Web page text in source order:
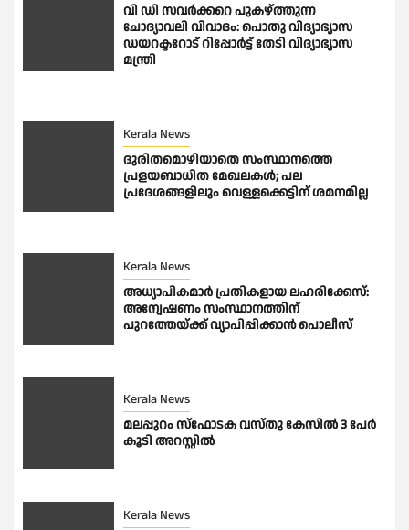
വി ഡി സവർക്കറെ പുകഴ്ത്തുന്ന
ചോദ്യാവലി വിവാദം: പൊതു വിദ്യാഭ്യാസ
ഡയറക്ടറോട് റിപ്പോർട്ട് തേടി വിദ്യാഭ്യാസ
മന്ത്രി
Kerala News
ദുരിതമൊഴിയാതെ സംസ്ഥാനത്തെ
പ്രളയബാധിത മേഖലകൾ; പല
പ്രദേശങ്ങളിലും വെള്ളക്കെട്ടിന് ശമനമില്ല
Kerala News
അധ്യാപികമാര്‍ പ്രതികളായ ലഹരിക്കേസ്:
അന്വേഷണം സംസ്ഥാനത്തിന്
പുറത്തേയ്ക്ക് വ്യാപിപ്പിക്കാന്‍ പൊലീസ്
Kerala News
മലപ്പുറം സ്ഫോടക വസ്തു കേസിൽ 3 പേർ
കൂടി അറസ്റ്റിൽ
Kerala News